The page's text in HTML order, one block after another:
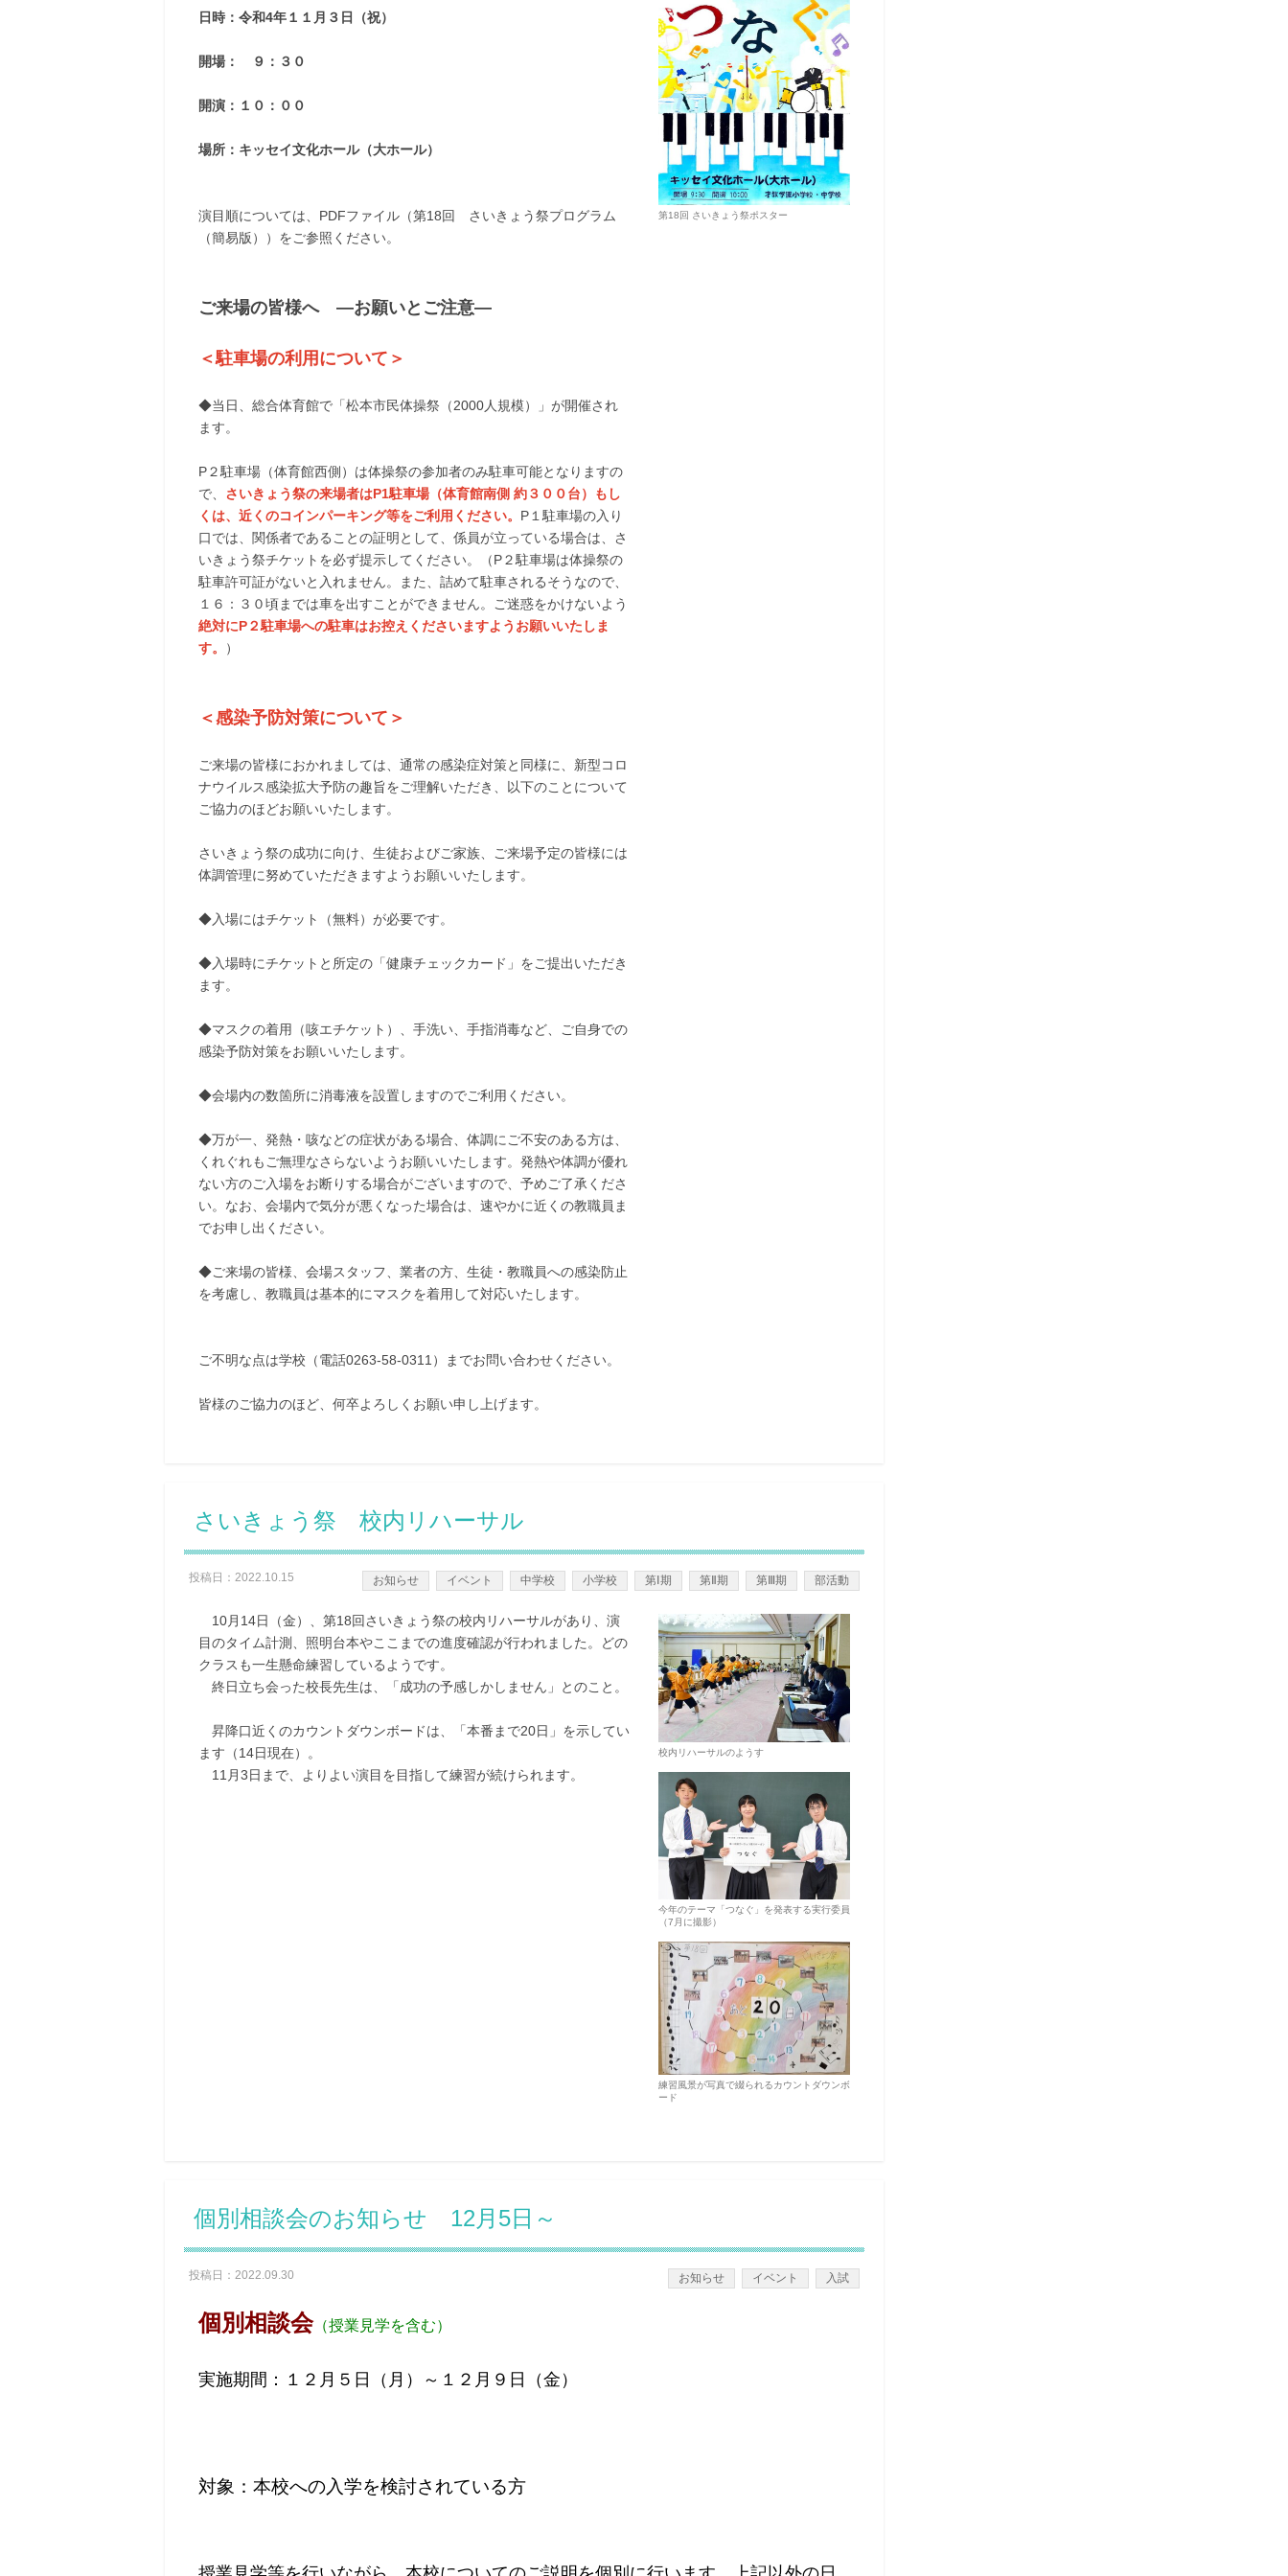
日時：令和4年１１月３日（祝）
開場： ９：３０
開演：１０：００
場所：キッセイ文化ホール（大ホール）
演目順については、PDFファイル（第18回 さいきょう祭プログラム
（簡易版））をご参照ください。
ご来場の皆様へ ―お願いとご注意―
＜駐車場の利用について＞
◆当日、総合体育館で「松本市民体操祭（2000人規模）」が開催され
ます。
P２駐車場（体育館西側）は体操祭の参加者のみ駐車可能となりますの
で、 さいきょう祭の来場者はP1駐車場（体育館南側 約３００台）もし
くは、近くのコインパーキング等をご利用ください。 P１駐車場の入り
口では、関係者であることの証明として、係員が立っている場合は、さ
いきょう祭チケットを必ず提示してください。（P２駐車場は体操祭の
駐車許可証がないと入れません。また、詰めて駐車されるそうなので、
１６：３０頃までは車を出すことができません。ご迷惑をかけないよう
絶対にP２駐車場への駐車はお控えくださいますようお願いいたしま
す。
）
＜感染予防対策について＞
ご来場の皆様におかれましては、通常の感染症対策と同様に、新型コロ
ナウイルス感染拡大予防の趣旨をご理解いただき、以下のことについて
ご協力のほどお願いいたします。
さいきょう祭の成功に向け、生徒およびご家族、ご来場予定の皆様には
体調管理に努めていただきますようお願いいたします。
◆入場にはチケット（無料）が必要です。
◆入場時にチケットと所定の「健康チェックカード」をご提出いただき
ます。
◆マスクの着用（咳エチケット）、手洗い、手指消毒など、ご自身での
感染予防対策をお願いいたします。
◆会場内の数箇所に消毒液を設置しますのでご利用ください。
◆万が一、発熱・咳などの症状がある場合、体調にご不安のある方は、
くれぐれもご無理なさらないようお願いいたします。発熱や体調が優れ
ない方のご入場をお断りする場合がございますので、予めご了承くださ
い。なお、会場内で気分が悪くなった場合は、速やかに近くの教職員ま
でお申し出ください。
◆ご来場の皆様、会場スタッフ、業者の方、生徒・教職員への感染防止
を考慮し、教職員は基本的にマスクを着用して対応いたします。
ご不明な点は学校（電話0263-58-0311）までお問い合わせください。
皆様のご協力のほど、何卒よろしくお願い申し上げます。
第18回 さいきょう祭ポスター
さいきょう祭 校内リハーサル
投稿日：2022.10.15 お知らせ イベント 中学校 小学校 第Ⅰ期 第Ⅱ期 第Ⅲ期 部活動
10月14日（金）、第18回さいきょう祭の校内リハーサルがあり、演
目のタイム計測、照明台本やここまでの進度確認が行われました。どの
クラスも一生懸命練習しているようです。
終日立ち会った校長先生は、「成功の予感しかしません」とのこと。
昇降口近くのカウントダウンボードは、「本番まで20日」を示してい
ます（14日現在）。
11月3日まで、よりよい演目を目指して練習が続けられます。
校内リハーサルのようす
今年のテーマ「つなぐ」を発表する実行委員
（7月に撮影）
練習風景が写真で綴られるカウントダウンボ
ード
個別相談会のお知らせ 12月5日～
投稿日：2022.09.30 お知らせ イベント 入試
個別相談会（授業見学を含む）
実施期間：１２ 月５ 日（月）～１２月９日（金）
対象：本校への入学を検討されている方